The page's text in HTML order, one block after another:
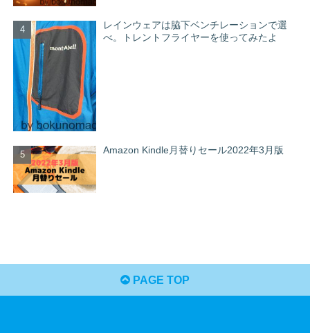
レインウェアは脇下ベンチレーションで選
べ。トレントフライヤーを使ってみたよ
Amazon Kindle月替りセール2022年3月版
PAGE TOP